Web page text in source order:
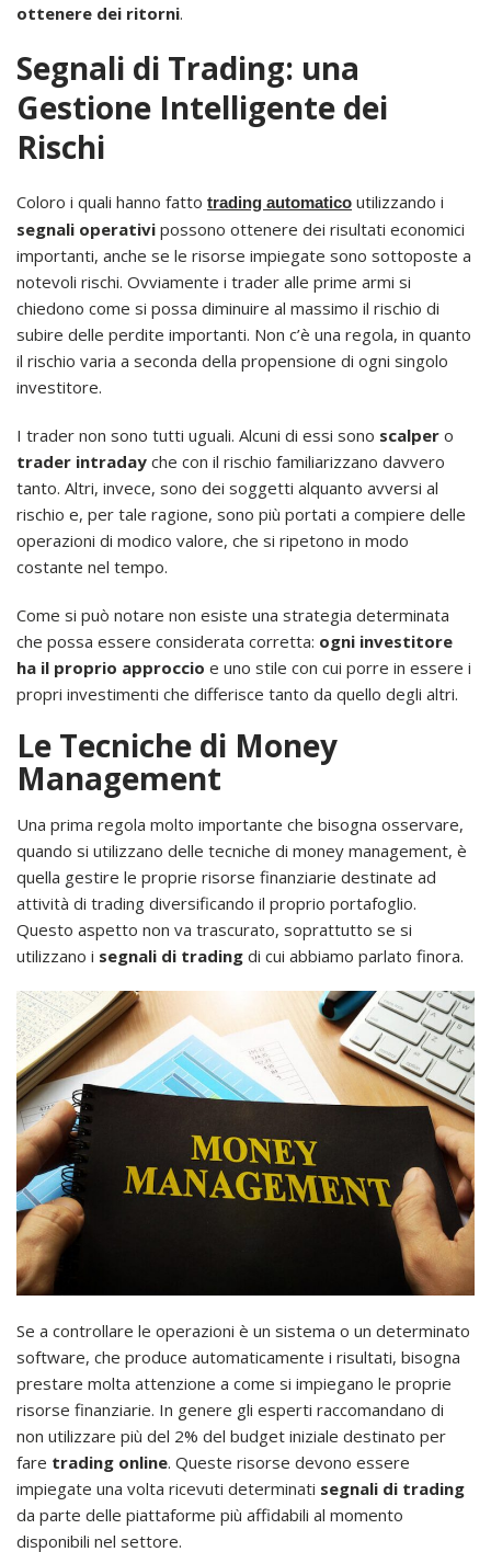
ottenere dei ritorni.
Segnali di Trading: una
Gestione Intelligente dei
Rischi
Coloro i quali hanno fatto trading automatico utilizzando i
segnali operativi possono ottenere dei risultati economici
importanti, anche se le risorse impiegate sono sottoposte a
notevoli rischi. Ovviamente i trader alle prime armi si
chiedono come si possa diminuire al massimo il rischio di
subire delle perdite importanti. Non c’è una regola, in quanto
il rischio varia a seconda della propensione di ogni singolo
investitore.
I trader non sono tutti uguali. Alcuni di essi sono scalper o
trader intraday che con il rischio familiarizzano davvero
tanto. Altri, invece, sono dei soggetti alquanto avversi al
rischio e, per tale ragione, sono più portati a compiere delle
operazioni di modico valore, che si ripetono in modo
costante nel tempo.
Come si può notare non esiste una strategia determinata
che possa essere considerata corretta: ogni investitore
ha il proprio approccio e uno stile con cui porre in essere i
propri investimenti che differisce tanto da quello degli altri.
Le Tecniche di Money
Management
Una prima regola molto importante che bisogna osservare,
quando si utilizzano delle tecniche di money management, è
quella gestire le proprie risorse finanziarie destinate ad
attività di trading diversificando il proprio portafoglio.
Questo aspetto non va trascurato, soprattutto se si
utilizzano i segnali di trading di cui abbiamo parlato finora.
Se a controllare le operazioni è un sistema o un determinato
software, che produce automaticamente i risultati, bisogna
prestare molta attenzione a come si impiegano le proprie
risorse finanziarie. In genere gli esperti raccomandano di
non utilizzare più del 2% del budget iniziale destinato per
fare trading online. Queste risorse devono essere
impiegate una volta ricevuti determinati segnali di trading
da parte delle piattaforme più affidabili al momento
disponibili nel settore.